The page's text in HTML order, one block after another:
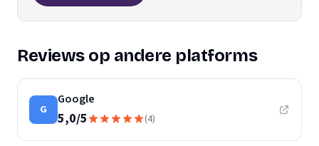
Reviews op andere platforms
G
Google
5,0/5 (4)